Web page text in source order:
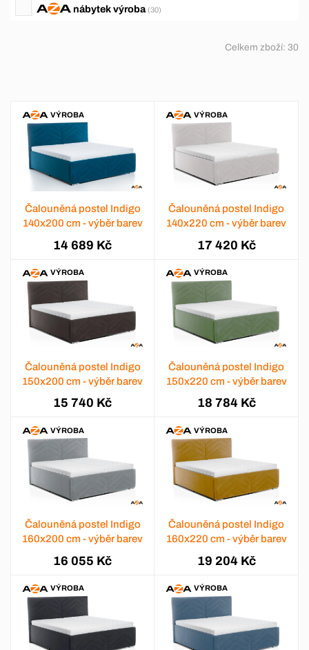
nábytekvýroba (30)
Celkem zboží: 30
VÝROBA
Čalouněná postel Indigo
140x200 cm - výběr barev
14 689 Kč
VÝROBA
Čalouněná postel Indigo
140x220 cm - výběr barev
17 420 Kč
VÝROBA
Čalouněná postel Indigo
150x200 cm - výběr barev
15 740 Kč
VÝROBA
Čalouněná postel Indigo
150x220 cm - výběr barev
18 784 Kč
VÝROBA
Čalouněná postel Indigo
160x200 cm - výběr barev
16 055 Kč
VÝROBA
Čalouněná postel Indigo
160x220 cm - výběr barev
19 204 Kč
VÝROBA VÝROBA